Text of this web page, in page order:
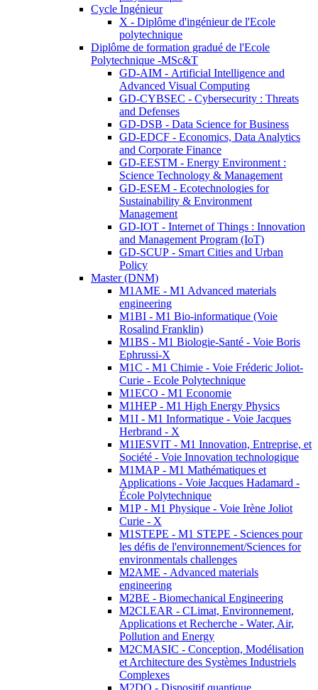
Cycle Ingénieur
X - Diplôme d'ingénieur de l'Ecole
polytechnique
Diplôme de formation gradué de l'Ecole
Polytechnique -MSc&T
GD-AIM - Artificial Intelligence and
Advanced Visual Computing
GD-CYBSEC - Cybersecurity : Threats
and Defenses
GD-DSB - Data Science for Business
GD-EDCF - Economics, Data Analytics
and Corporate Finance
GD-EESTM - Energy Environment :
Science Technology & Management
GD-ESEM - Ecotechnologies for
Sustainability & Environment
Management
GD-IOT - Internet of Things : Innovation
and Management Program (IoT)
GD-SCUP - Smart Cities and Urban
Policy
Master (DNM)
M1AME - M1 Advanced materials
engineering
M1BI - M1 Bio-informatique (Voie
Rosalind Franklin)
M1BS - M1 Biologie-Santé - Voie Boris
Ephrussi-X
M1C - M1 Chimie - Voie Fréderic Joliot-
Curie - Ecole Polytechnique
M1ECO - M1 Economie
M1HEP - M1 High Energy Physics
M1I - M1 Informatique - Voie Jacques
Herbrand - X
M1IESVIT - M1 Innovation, Entreprise, et
Société - Voie Innovation technologique
M1MAP - M1 Mathématiques et
Applications - Voie Jacques Hadamard -
École Polytechnique
M1P - M1 Physique - Voie Irène Joliot
Curie - X
M1STEPE - M1 STEPE - Sciences pour
les défis de l'environnement/Sciences for
environmentals challenges
M2AME - Advanced materials
engineering
M2BE - Biomechanical Engineering
M2CLEAR - CLimat, Environnement,
Applications et Recherche - Water, Air,
Pollution and Energy
M2CMASIC - Conception, Modélisation
et Architecture des Systèmes Industriels
Complexes
M2DQ - Dispositif quantique